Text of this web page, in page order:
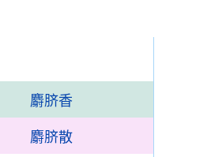
麝脐香
麝脐散